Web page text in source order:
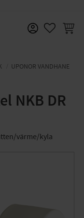
UPONOR VANDHANE
NKB DR
värme/kyla